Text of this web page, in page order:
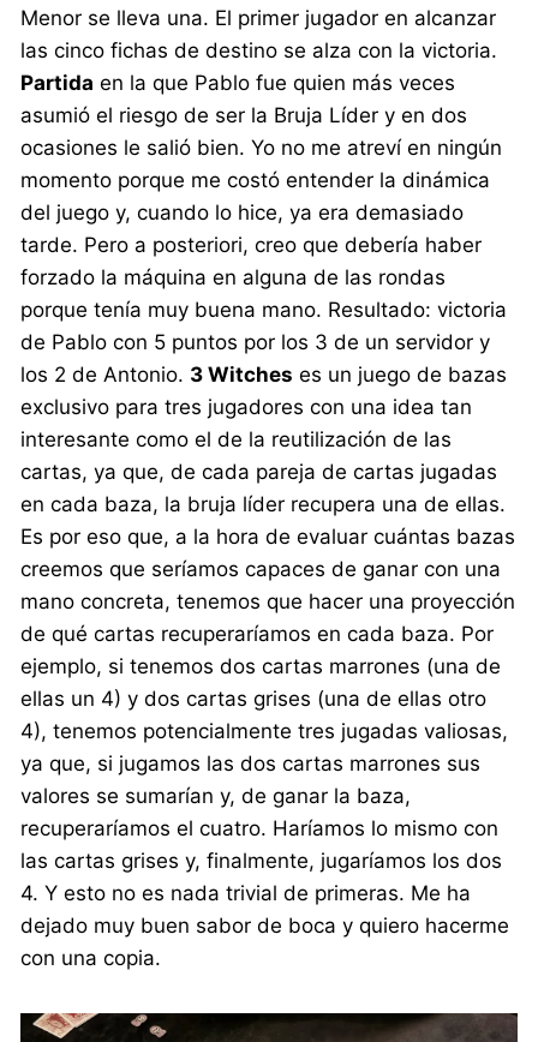
Menor se lleva una. El primer jugador en alcanzar
las cinco fichas de destino se alza con la victoria.
Partida en la que Pablo fue quien más veces
asumió el riesgo de ser la Bruja Líder y en dos
ocasiones le salió bien. Yo no me atreví en ningún
momento porque me costó entender la dinámica
del juego y, cuando lo hice, ya era demasiado
tarde. Pero a posteriori, creo que debería haber
forzado la máquina en alguna de las rondas
porque tenía muy buena mano. Resultado: victoria
de Pablo con 5 puntos por los 3 de un servidor y
los 2 de Antonio. 3 Witches es un juego de bazas
exclusivo para tres jugadores con una idea tan
interesante como el de la reutilización de las
cartas, ya que, de cada pareja de cartas jugadas
en cada baza, la bruja líder recupera una de ellas.
Es por eso que, a la hora de evaluar cuántas bazas
creemos que seríamos capaces de ganar con una
mano concreta, tenemos que hacer una proyección
de qué cartas recuperaríamos en cada baza. Por
ejemplo, si tenemos dos cartas marrones (una de
ellas un 4) y dos cartas grises (una de ellas otro
4), tenemos potencialmente tres jugadas valiosas,
ya que, si jugamos las dos cartas marrones sus
valores se sumarían y, de ganar la baza,
recuperaríamos el cuatro. Haríamos lo mismo con
las cartas grises y, finalmente, jugaríamos los dos
4. Y esto no es nada trivial de primeras. Me ha
dejado muy buen sabor de boca y quiero hacerme
con una copia.